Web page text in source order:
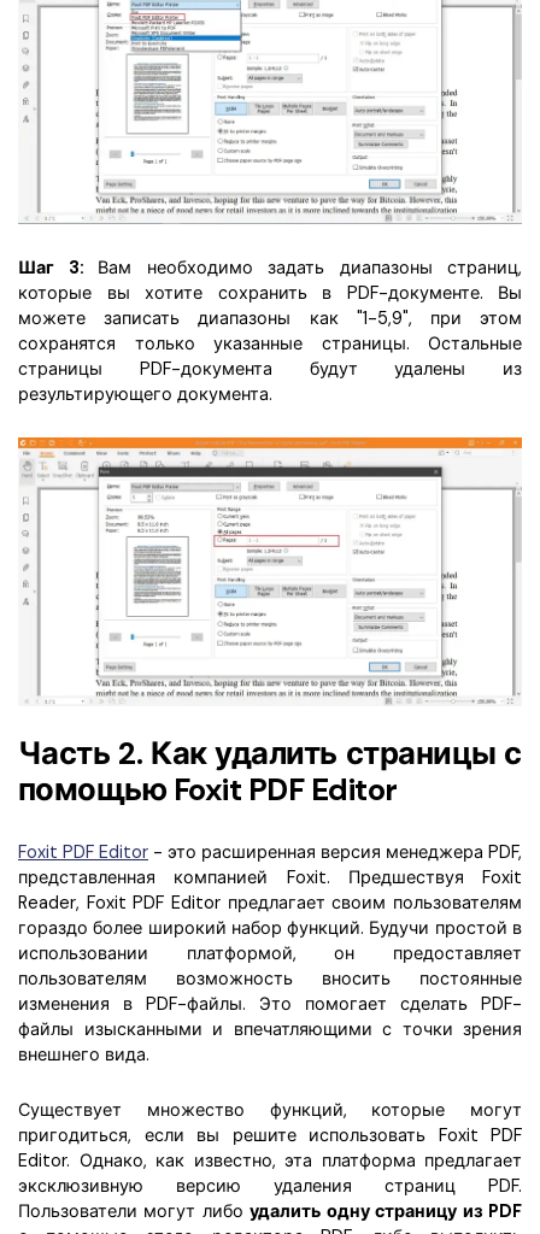
Шаг 3: Вам необходимо задать диапазоны страниц,
которые вы хотите сохранить в PDF-документе. Вы
можете записать диапазоны как "1-5,9", при этом
сохранятся только указанные страницы. Остальные
страницы PDF-документа будут удалены из
результирующего документа.
Часть 2. Как удалить страницы с
помощью Foxit PDF Editor
Foxit PDF Editor - это расширенная версия менеджера PDF,
представленная компанией Foxit. Предшествуя Foxit
Reader, Foxit PDF Editor предлагает своим пользователям
гораздо более широкий набор функций. Будучи простой в
использовании платформой, он предоставляет
пользователям возможность вносить постоянные
изменения в PDF-файлы. Это помогает сделать PDF-
файлы изысканными и впечатляющими с точки зрения
внешнего вида.
Существует множество функций, которые могут
пригодиться, если вы решите использовать Foxit PDF
Editor. Однако, как известно, эта платформа предлагает
эксклюзивную версию удаления страниц PDF.
Пользователи могут либоудалить одну страницу из PDF